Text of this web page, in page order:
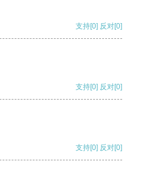
支持[0] 反对[0]
支持[0] 反对[0]
支持[0] 反对[0]